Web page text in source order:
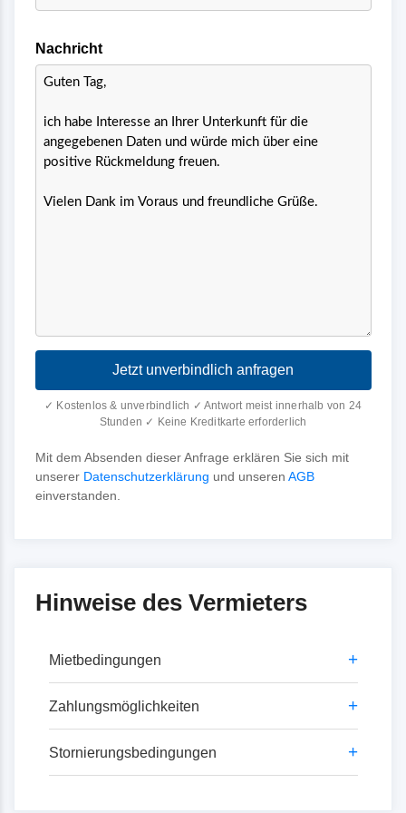
Nachricht
Jetzt unverbindlich anfragen
✓ Kostenlos & unverbindlich ✓ Antwort meist innerhalb von 24
Stunden ✓ Keine Kreditkarte erforderlich
Mit dem Absenden dieser Anfrage erklären Sie sich mit
unserer Datenschutzerklärung und unseren AGB
einverstanden.
Hinweise des Vermieters
Mietbedingungen +
Mindestmietdauer
Hauptsaison 7 Übernachtungen, sonst 3
Übernachtungen.
Aufschläge für Kurzbuchungen
Zahlungsmöglichkeiten +
via Banküberweisung.
Anzahlung: 25 % bei Vertragsabschluss
Restzahlung: 14 Tage vor Anreise.
Stornierungsbedingungen +
Vom Tag der Buchung (schriftlich oder